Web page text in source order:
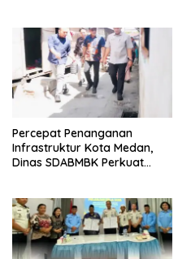
Percepat Penanganan
Infrastruktur Kota Medan,
Dinas SDABMBK Perkuat